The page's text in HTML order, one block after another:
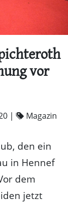
vor
| Magazin
den ein
in Hennef
dem
jetzt